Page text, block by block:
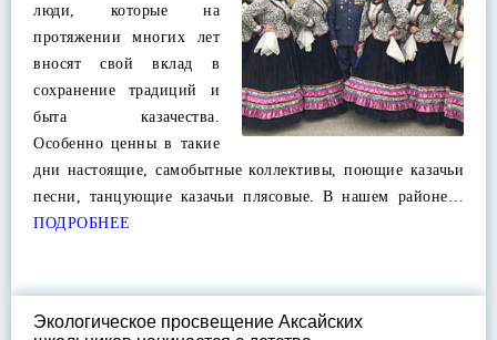
люди, которые на
протяжении многих лет
вносят свой вклад в
сохранение традиций и
быта казачества.
Особенно ценны в такие
дни настоящие, самобытные коллективы, поющие казачьи
песни, танцующие казачьи плясовые. В нашем районе…
ПОДРОБНЕЕ
Экологическое просвещение Аксайских